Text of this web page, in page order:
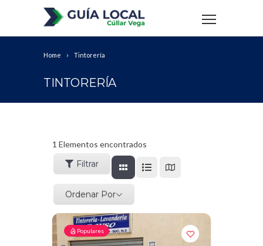
Home Tintorería
TINTORERÍA
1 Elementos encontrados
Filtrar
Ordenar Por
Populares